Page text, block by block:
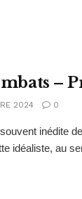
–
2024 0
inédite
idéaliste, au